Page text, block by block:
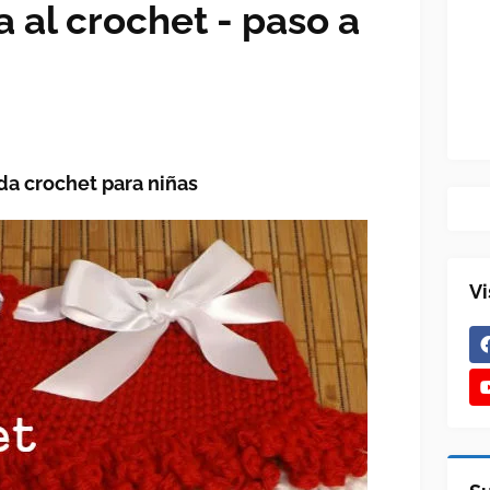
al crochet - paso a
crochet para niñas